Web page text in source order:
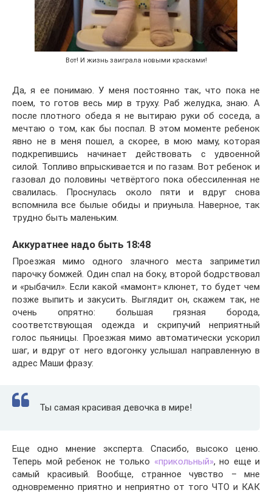
Вот! И жизнь заиграла новыми красками!
Да, я ее понимаю. У меня постоянно так, что пока не
поем, то готов весь мир в труху. Раб желудка, знаю. А
после плотного обеда я не вытираю руки об соседа, а
мечтаю о том, как бы поспал. В этом моменте ребенок
явно не в меня пошел, а скорее, в мою маму, которая
подкрепившись начинает действовать с удвоенной
силой. Топливо впрыскивается и по газам. Вот ребенок и
газовал до половины четвёртого пока обессиленная не
свалилась. Проснулась около пяти и вдруг снова
вспомнила все былые обиды и приуныла. Наверное, так
трудно быть маленьким.
Аккуратнее надо быть 18:48
Проезжая мимо одного злачного места заприметил
парочку бомжей. Один спал на боку, второй бодрствовал
и «рыбачил». Если какой «мамонт» клюнет, то будет чем
позже выпить и закусить. Выглядит он, скажем так, не
очень опрятно: большая грязная борода,
соответствующая одежда и скрипучий неприятный
голос пьяницы. Проезжая мимо автоматически ускорил
шаг, и вдруг от него вдогонку услышал направленную в
адрес Маши фразу:
Ты самая красивая девочка в мире!
Еще одно мнение эксперта. Спасибо, высоко ценю.
Теперь мой ребенок не только «прикольный», но еще и
самый красивый. Вообще, странное чувство – мне
одновременно приятно и неприятно от того ЧТО и КАК